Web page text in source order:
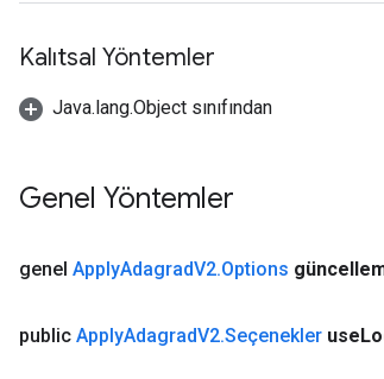
Kalıtsal Yöntemler
Java.lang.Object sınıfından
Genel Yöntemler
genel ApplyAdagradV2.Options
public ApplyAdagradV2.Seçenekler use